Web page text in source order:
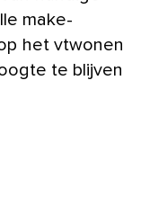
make-
het vtwonen
te blijven